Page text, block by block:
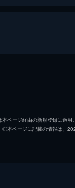
輝
ページ経由の新規登録に適用
◎本ページに記載の情報は、